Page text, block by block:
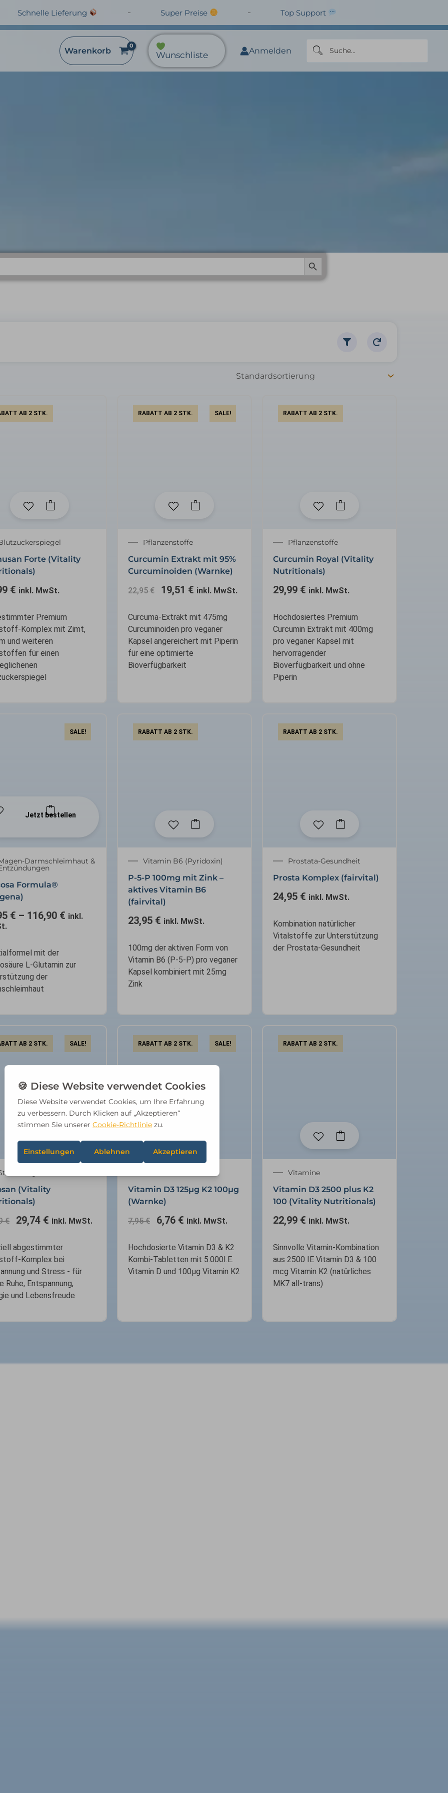
Schnelle Lieferung Super Preise Top Support
Warenkorb Wunschliste Anmelden
Search Button
AB 2 STK.
Forte (Vitality
€ inkl. MwSt.
Premium
Komplex mit Zimt,
und weiteren
für einen
RABATT AB 2 STK. SALE!
Pflanzenstoffe
Curcumin Extrakt mit 95%
Curcuminoiden (Warnke)
22,95€
Ursprünglicher
Preis
war:
22,95 €
19,51 €
Preis
ist:
19,51 €.
inkl. MwSt.
Curcuma-Extrakt mit 475mg
Curcuminoiden pro veganer
Kapsel angereichert mit Piperin
für eine optimierte
Bioverfügbarkeit
RABATT AB 2 STK.
Pflanzenstoffe
Curcumin Royal (Vitality
Nutritionals)
29,99 € inkl. MwSt.
Hochdosiertes Premium
Curcumin Extrakt mit 400mg
pro veganer Kapsel mit
hervorragender
Bioverfügbarkeit und ohne
Piperin
SALE!
Jetzt bestellen
Darmschleimhaut &
Formula®
€ – 116,90 € inkl.
mit der
L-Glutamin zur
der
RABATT AB 2 STK.
Vitamin B6 (Pyridoxin)
P-5-P 100mg mit Zink –
aktives Vitamin B6
(fairvital)
23,95 € inkl. MwSt.
100mg der aktiven Form von
Vitamin B6 (P-5-P) pro veganer
Kapsel kombiniert mit 25mg
Zink
RABATT AB 2 STK.
Prostata-Gesundheit
Prosta Komplex (fairvital)
24,95 € inkl. MwSt.
Kombination natürlicher
Vitalstoffe zur Unterstützung
der Prostata-Gesundheit
AB 2 STK. SALE!
& Gemüt
(Vitality
€
Ursprünglicher
Preis
war:
34,99 €
29,74 €
Aktueller
ist:
inkl. MwSt.
abgestimmter
Komplex bei
und Stress - für
Ruhe, Entspannung,
und Lebensfreude
RABATT AB 2 STK. SALE!
Vitamin D3 125µg K2 100µg
(Warnke)
7,95€
Ursprünglicher
Preis
war:
7,95 €
6,76 €
Aktueller
Preis
ist:
inkl. MwSt.
Hochdosierte Vitamin D3 & K2
Kombi-Tabletten mit 5.000I.E.
Vitamin D und 100µg Vitamin K2
RABATT AB 2 STK.
Vitamine
Vitamin D3 2500 plus K2
100 (Vitality Nutritionals)
22,99 € inkl. MwSt.
Sinnvolle Vitamin-Kombination
aus 2500 IE Vitamin D3 & 100
mcg Vitamin K2 (natürliches
MK7 all-trans)